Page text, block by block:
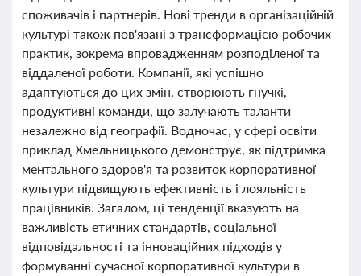
споживачів і партнерів. Нові тренди в організаційній
культурі також пов'язані з трансформацією робочих
практик, зокрема впровадженням розподіленої та
віддаленої роботи. Компанії, які успішно
адаптуються до цих змін, створюють гнучкі,
продуктивні команди, що залучають таланти
незалежно від географії. Водночас, у сфері освіти
приклад Хмельницького демонструє, як підтримка
ментального здоров'я та розвиток корпоративної
культури підвищують ефективність і лояльність
працівників. Загалом, ці тенденції вказують на
важливість етичних стандартів, соціальної
відповідальності та інноваційних підходів у
формуванні сучасної корпоративної культури в